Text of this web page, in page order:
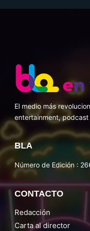
El medio más
entertainment,
BLA
Número de Edición :
CONTACTO
Redacción
Carta al director